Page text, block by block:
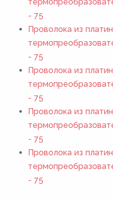
- 75
Проволока из
- 75
Проволока из
- 75
Проволока из
- 75
Проволока из
- 75